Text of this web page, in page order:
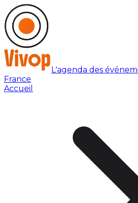
L'agenda des
France
Accueil